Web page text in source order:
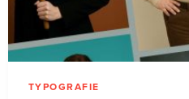
TYPOGRAFIE